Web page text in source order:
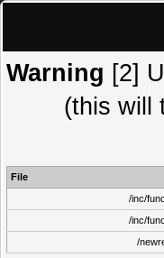
Warning [2]
(this will
File
/inc/
/inc/
/